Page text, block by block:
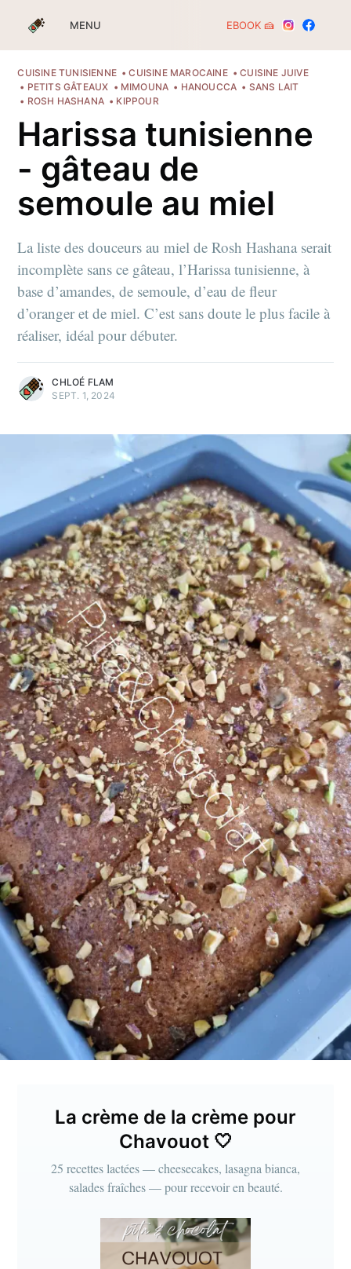
MENU EBOOK 🍰
CUISINE TUNISIENNE CUISINE MAROCAINE
CUISINE JUIVE
PETITS GÂTEAUX
MIMOUNA HANOUCCA
SANS LAIT
ROSH HASHANA
KIPPOUR
Harissa tunisienne
- gâteau de
semoule au miel
La liste des douceurs au miel de Rosh Hashana serait
incomplète sans ce gâteau, l’Harissa tunisienne, à
base d’amandes, de semoule, d’eau de fleur
d’oranger et de miel. C’est sans doute le plus facile à
réaliser, idéal pour débuter.
CHLOÉ FLAM
SEPT. 1, 2024
La crème de la crème pour
Chavouot 🤍
25 recettes lactées — cheesecakes, lasagna bianca,
salades fraîches — pour recevoir en beauté.